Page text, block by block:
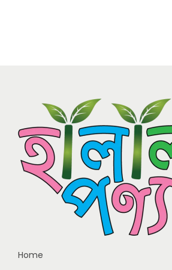
Home